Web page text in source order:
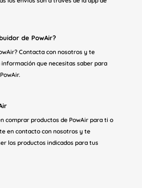
de PowAir?
Contacta con nosotros y te
que necesitas saber para
comprar productos de PowAir para ti o
en contacto con nosotros y te
los productos indicados para tus